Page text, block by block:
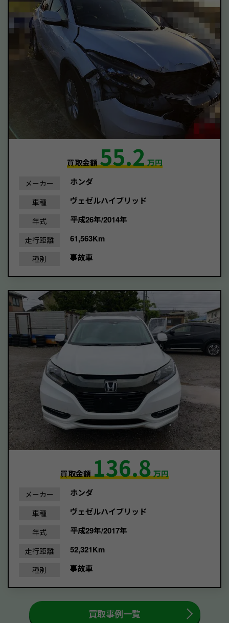
買取金額55.2万円
メーカー ホンダ
車種 ヴェゼルハイブリッド
年式 平成26年/2014年
走行距離 61,563Km
種別 事故車
買取金額136.8万円
メーカー ホンダ
車種 ヴェゼルハイブリッド
年式 平成29年/2017年
走行距離 52,321Km
種別 事故車
買取事例一覧